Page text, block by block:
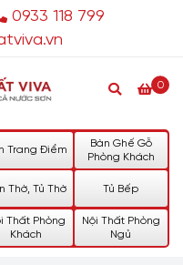
0933 118 799
0
Trang Điểm
Bàn Ghế Gỗ
Phòng Khách
Thờ, Tủ Thờ Tủ Bếp
Thất Phòng
Khách
Nội Thất Phòng
Ngủ